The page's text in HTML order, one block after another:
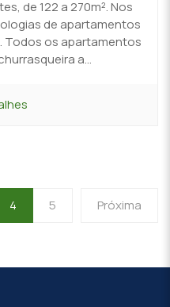
de 122 a 270m². Nos
de apartamentos
Todos os apartamentos
a...
4 5 Próxima